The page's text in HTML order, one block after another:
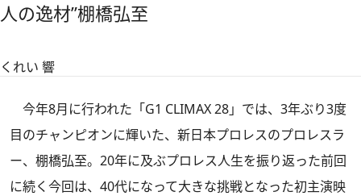
人の逸材”棚橋弘至
くれい 響
今年8月に行われた「G1 CLIMAX 28」では、3年ぶり3度
目のチャンピオンに輝いた、新日本プロレスのプロレスラ
ー、棚橋弘至。20年に及ぶプロレス人生を振り返った前回
に続く今回は、40代になって大きな挑戦となった初主演映